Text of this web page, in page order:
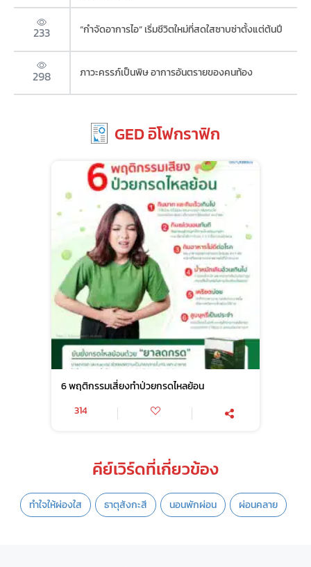
233 “กำจัดอาการไอ” เริ่มชีวิตใหม่ที่สดใสซาบซ่าตั้งแต่ต้นปี
298 ภาวะครรภ์เป็นพิษ อาการอันตรายของคนท้อง
GED อิโฟกราฟิก
6 พฤติกรรมเสี่ยงทำป่วยกรดไหลย้อน
314
คีย์เวิร์ดที่เกี่ยวข้อง
ทำใจให้ผ่องใส ธาตุสังกะสี นอนพักผ่อน ผ่อนคลาย